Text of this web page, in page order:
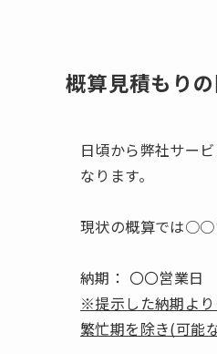
概算見積もり
日頃から弊社サー
なります。
現状の概算では○○
納期： 〇〇営業日
※提示した納期より
繁忙期を除き(可能